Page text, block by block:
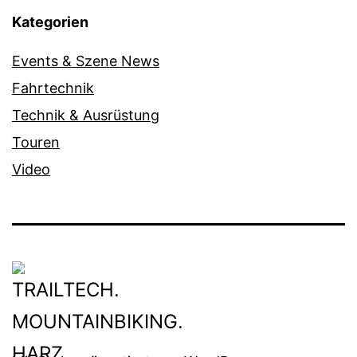
Kategorien
Events & Szene News
Fahrtechnik
Technik & Ausrüstung
Touren
Video